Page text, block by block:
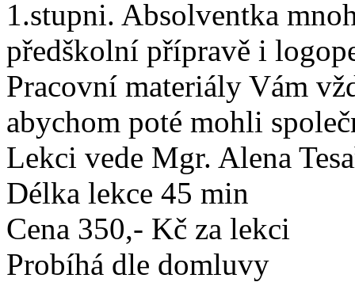
1.stupni. Absolventka
předškolní přípravě i
Pracovní materiály Vám
abychom poté mohli
Lekci vede Mgr. Alena
Délka lekce 45 min
Cena 350,- Kč za lekci
Probíhá dle domluvy